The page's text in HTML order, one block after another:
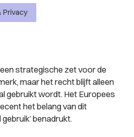
Privacy
strategische zet voor de
maar het recht blijft alleen
gebruikt wordt. Het Europees
het belang van dit
benadrukt.